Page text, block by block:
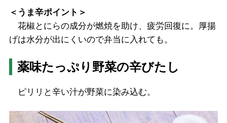
＜うま辛ポイント＞
花椒とにらの成分が燃焼を助け、疲労回復に。厚揚
げは水分が出にくいので弁当に入れても。
薬味たっぷり野菜の辛びたし
ピリリと辛い汁が野菜に染み込む。